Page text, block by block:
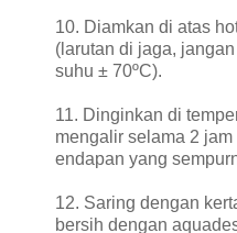
10. Diamkan di atas
(larutan di jaga,
suhu ± 70ºC).
11. Dinginkan di
mengalir selama 2
endapan yang
12. Saring dengan
bersih dengan